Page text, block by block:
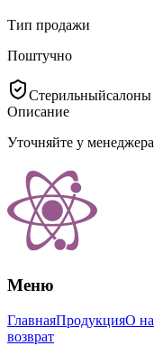
Тип продажи
Поштучно
Стерильныйсалоны
Описание
Уточняйте у менеджера
Меню
ГлавнаяПродукцияО
возврат